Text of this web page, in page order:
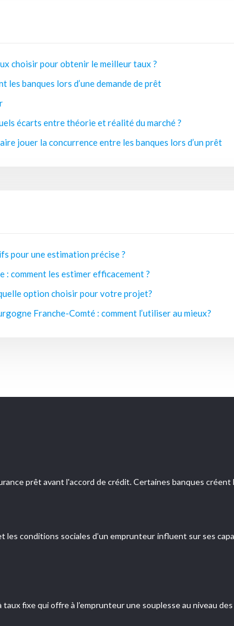
choisir pour obtenir le meilleur taux ?
les banques lors d’une demande de prêt
écarts entre théorie et réalité du marché ?
jouer la concurrence entre les banques lors d’un prêt
pour une estimation précise ?
: comment les estimer efficacement ?
option choisir pour votre projet?
Franche-Comté : comment l’utiliser au mieux?
prêt avant l'accord de crédit. Certaines banques
les conditions sociales d’un emprunteur influent sur ses
fixe qui offre à l’emprunteur une souplesse au niveau